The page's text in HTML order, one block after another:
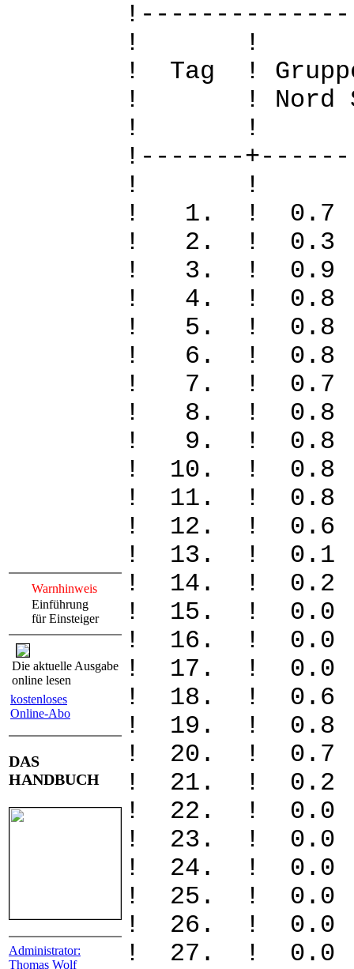
Warnhinweis
Einführung
für Einsteiger
Die aktuelle Ausgabe
online lesen
kostenloses
Online-Abo
DAS
HANDBUCH
Administrator:
Thomas Wolf
!
! Tag !
! ! Nord
!
!-------
!
! 1. !
! 2. !
! 3. !
! 4. ! 0.8
! 5. ! 0.8
! 6. ! 0.8
! 7. ! 0.7
! 8. ! 0.8
! 9. ! 0.8
! 10. !
! 11. !
! 12. !
! 13. !
! 14. !
! 15. !
! 16. !
! 17. !
! 18. !
! 19. !
! 20. !
! 21. !
! 22. !
! 23. !
! 24. !
! 25. !
! 26. !
! 27. !